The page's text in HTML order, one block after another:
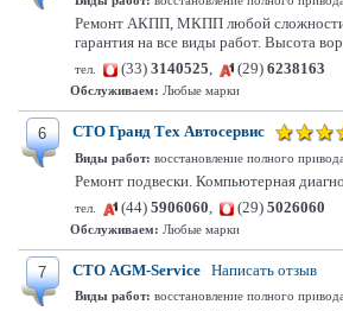
Ремонт АКПП, МКПП любой сложности.
гарантия на все виды работ. Высота
тел.
(33) 3140525, (29) 6238163
Обслуживаем: Любые марки
6 СТО Гранд Тех Автосервис
Виды работ: восстановление полного привода
Ремонт подвески. Компьютерная
тел.
(44) 5906060, (29) 5026060
Обслуживаем: Любые марки
7 СТО AGM-Service Написать отзыв
Виды работ: восстановление полного привода